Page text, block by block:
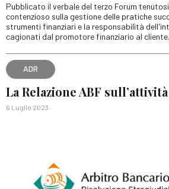
Pubblicato il verbale del terzo Forum
contenzioso sulla gestione delle pratiche
strumenti finanziari e la responsabilità
cagionati dal promotore finanziario al cliente.
ADR
La Relazione ABF
6 Luglio 2023